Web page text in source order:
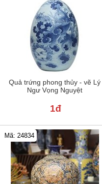
Quả trứng phong thủy - vẽ Lý
Ngư Vọng Nguyệt
1đ
Mã: 24834